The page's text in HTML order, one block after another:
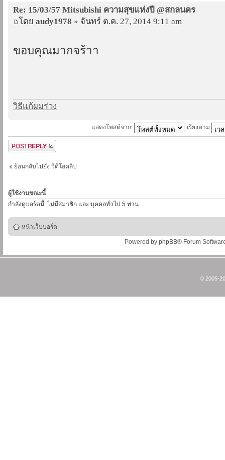
Re: 15/03/57 Mitsubishi ความสุขแห่งปี @สกลนคร
โดย audy1978 » จันทร์ ต.ค. 27, 2014 9:11 am
ขอบคุณมากจร้าา
วิธีแก้ผมร่วง
แสดงโพสต์จาก: เรียงตาม
ตอบกระทู้
ย้อนกลับไปยัง วีดีโอคลิป
ผู้ใช้งานขณะนี้
กำลังดูบอร์ดนี้: ไม่มีสมาชิก และ บุคคลทั่วไป 5 ท่าน
หน้าเว็บบอร์ด
Powered by phpBB® Forum
© 2005-